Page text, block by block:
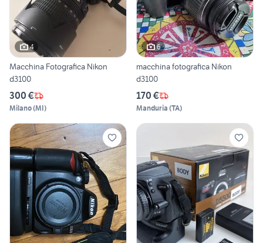
4
Macchina Fotografica Nikon
d3100
300 €
Milano(MI)
6
macchina fotografica Nikon
d3100
170 €
Manduria (TA)